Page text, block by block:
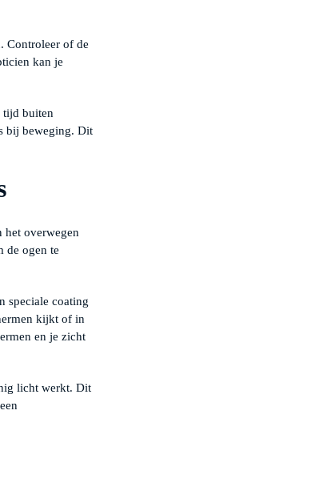
Controleer of de
kan je
tijd buiten
bij beweging. Dit
het overwegen
de ogen te
speciale coating
kijkt of in
en je zicht
licht werkt. Dit